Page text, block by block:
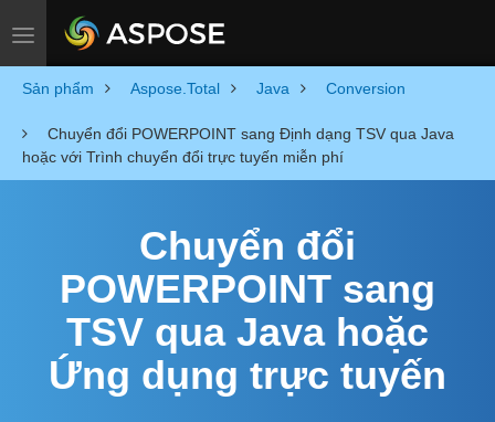
Toggle navigation
Sản phẩm Aspose.Total Java Conversion
Chuyển đổi POWERPOINT sang Định dạng TSV qua Java
hoặc với Trình chuyển đổi trực tuyến miễn phí
Chuyển đổi
POWERPOINT sang
TSV qua Java hoặc
Ứng dụng trực tuyến